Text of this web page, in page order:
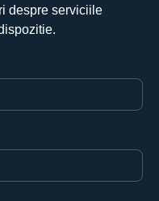
despre serviciile